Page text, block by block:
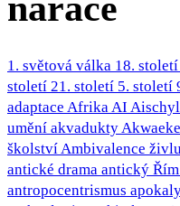
1. světová válka 18. století
století 21. století 5. století
adaptace AfrikaAI
umění akvadukty
školstvíAmbivalence živlu
antické drama antický Řím
antropocentrismus